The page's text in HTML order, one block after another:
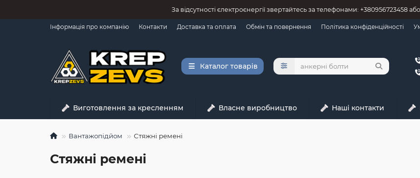
За відсутності єлектроєнергії звертайтесь за телефонами: +380956723458
Інформація про компанію Контакти Доставка та оплата Обмін та повернення Політика конфіденційності
Каталог товарів
Виготовлення за кресленням Власне виробництво Наші контакти
Вантажопідйом Стяжні ремені
Стяжні ремені